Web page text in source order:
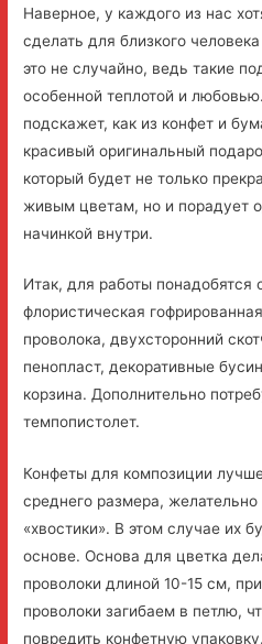
Наверное, у каждого из нас
сделать для близкого
это не случайно, ведь такие
особенной теплотой и
подскажет, как из конфет и
красивый оригинальный
который будет не только
живым цветам, но и порадует
начинкой внутри.
Итак, для работы
флористическая
проволока, двухсторонний
пенопласт, декоративные
корзина. Дополнительно
темпопистолет.
Конфеты для композиции
среднего размера,
«хвостики». В этом случае их
основе. Основа для цветка
проволоки длиной 10-15 см,
проволоки загибаем в петлю,
повредить конфетную